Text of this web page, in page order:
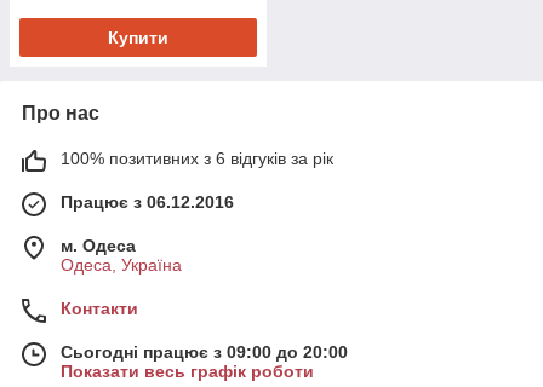
Купити
Про нас
100% позитивних з 6 відгуків за рік
Працює з 06.12.2016
м. Одеса
Одеса, Україна
Контакти
Сьогодні працює з 09:00 до 20:00
Показати весь графік роботи